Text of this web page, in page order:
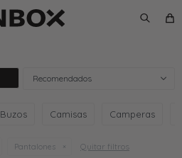
Recomendados
Buzos Camisas Camperas
Pantalones Quitar filtros